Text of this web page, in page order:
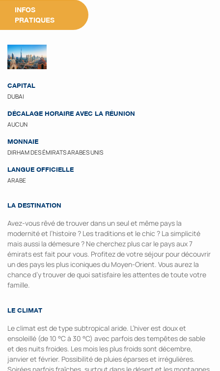
INFOS
PRATIQUES
CAPITAL
DUBAI
DÉCALAGE HORAIRE AVEC LA RÉUNION
AUCUN
MONNAIE
DIRHAM DES ÉMIRATS ARABES UNIS
LANGUE OFFICIELLE
ARABE
LA DESTINATION
Avez-vous rêvé de trouver dans un seul et même pays la
modernité et l’histoire ? Les traditions et le chic ? La simplicité
mais aussi la démesure ? Ne cherchez plus car le pays aux 7
émirats est fait pour vous. Profitez de votre séjour pour découvrir
un des pays les plus iconiques du Moyen-Orient. Vous aurez la
chance d’y trouver de quoi satisfaire les attentes de toute votre
famille.
LE CLIMAT
Le climat est de type subtropical aride. L’hiver est doux et
ensoleillé (de 10 °C à 30 °C) avec parfois des tempêtes de sable
et des nuits froides. Les mois les plus froids sont décembre,
janvier et février. Possibilité de pluies éparses et irrégulières.